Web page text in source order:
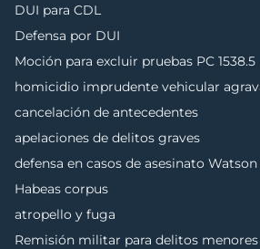
DUI para CDL
Defensa por DUI
Moción para excluir pruebas PC 1538.5
homicidio imprudente vehicular
cancelación de antecedentes
apelaciones de delitos graves
defensa en casos de asesinato Watson
Habeas corpus
atropello y fuga
Remisión militar para delitos menores